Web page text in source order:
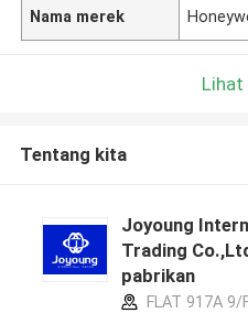
Nama merek
Lihat
Tentang kita
Joyoung
Trading
pabrikan
FLAT 917A 9/